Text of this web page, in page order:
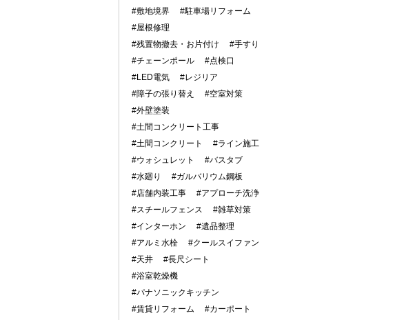
#敷地境界
#駐車場リフォーム
#屋根修理
#残置物撤去・お片付け
#手すり
#チェーンポール
#点検口
#LED電気
#レジリア
#障子の張り替え
#空室対策
#外壁塗装
#土間コンクリート工事
#土間コンクリート
#ライン施工
#ウォシュレット
#バスタブ
#水廻り
#ガルバリウム鋼板
#店舗内装工事
#アプローチ洗浄
#スチールフェンス
#雑草対策
#インターホン
#遺品整理
#アルミ水栓
#クールスイファン
#天井
#長尺シート
#浴室乾燥機
#パナソニックキッチン
#賃貸リフォーム
#カーポート